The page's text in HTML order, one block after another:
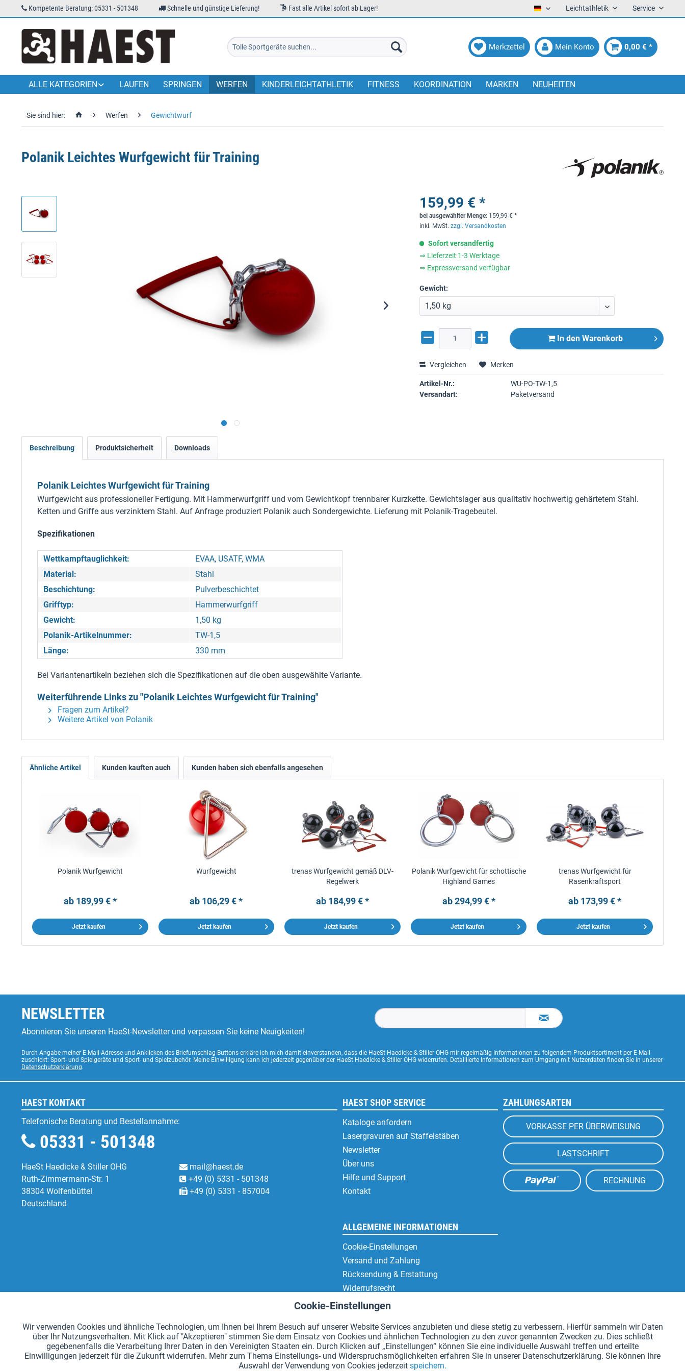
Kompetente Beratung: 05331 - 501348 Schnelle und günstige Lieferung! Fast alle Artikel sofort ab Lager! DeutschLeichtathletik Service
Merkzettel Mein Konto 0,00 € *
ALLE KATEGORIEN LAUFEN SPRINGEN WERFEN KINDERLEICHTATHLETIK FITNESS KOORDINATION MARKEN NEUHEITEN
Sie sind hier: Werfen Gewichtwurf
Polanik Leichtes Wurfgewicht für Training
159,99 € *
bei ausgewählter Menge: 159,99 € *
inkl. MwSt.zzgl. Versandkosten
Sofort versandfertig
⇒ Lieferzeit 1-3 Werktage
⇒ Expressversand verfügbar
Gewicht:
In den Warenkorb
Vergleichen Merken
Artikel-Nr.:
WU-PO-TW-1,5
Versandart:
Paketversand
Beschreibung Produktsicherheit Downloads
Polanik Leichtes Wurfgewicht für Training
Wurfgewicht aus professioneller Fertigung. Mit Hammerwurfgriff und vom Gewichtkopf trennbarer Kurzkette. Gewichtslager aus qualitativ hochwertig gehärtetem Stahl.
Ketten und Griffe aus verzinktem Stahl. Auf Anfrage produziert Polanik auch Sondergewichte. Lieferung mit Polanik-Tragebeutel.
Spezifikationen
Wettkampftauglichkeit:
EVAA, USATF, WMA
Material:
Stahl
Beschichtung:
Pulverbeschichtet
Grifftyp:
Hammerwurfgriff
Gewicht:
1,50 kg
Polanik-Artikelnummer:
TW-1,5
Länge:
330 mm
Bei Variantenartikeln beziehen sich die Spezifikationen auf die oben ausgewählte Variante.
Weiterführende Links zu "Polanik Leichtes Wurfgewicht für Training"
Fragen zum Artikel?
Weitere Artikel von Polanik
Ähnliche Artikel Kunden kauften auch Kunden haben sich ebenfalls angesehen
Polanik Wurfgewicht
ab 189,99 € *
Jetzt kaufen
Wurfgewicht
ab 106,29 € *
Jetzt kaufen
trenas Wurfgewicht gemäß DLV-
Regelwerk
ab 184,99 € *
Jetzt kaufen
Polanik Wurfgewicht für schottische
Highland Games
ab 294,99 € *
Jetzt kaufen
trenas Wurfgewicht für
Rasenkraftsport
ab 173,99 € *
Jetzt kaufen
NEWSLETTER
Abonnieren Sie unseren HaeSt-Newsletter und verpassen Sie keine Neuigkeiten!
Durch Angabe meiner E-Mail-Adresse und Anklicken des Briefumschlag-Buttons erkläre ich mich damit einverstanden, dass die HaeSt Haedicke & Stiller OHG mir regelmäßig Informationen zu folgendem Produktsortiment per E-Mail
zuschickt: Sport- und Spielgeräte und Sport- und Spielzubehör. Meine Einwilligung kann ich jederzeit gegenüber der HaeSt Haedicke & Stiller OHG widerrufen. Detaillierte Informationen zum Umgang mit Nutzerdaten finden Sie in unserer
Datenschutzerklärung.
HAEST KONTAKT
Telefonische Beratung und Bestellannahme:
05331 - 501348
HaeSt Haedicke & Stiller OHG
Ruth-Zimmermann-Str. 1
38304 Wolfenbüttel
Deutschland
mail@haest.de
+49 (0) 5331 - 501348
+49 (0) 5331 - 857004
HAEST SHOP SERVICE
Kataloge anfordern
Lasergravuren auf Staffelstäben
Newsletter
Über uns
Hilfe und Support
Kontakt
ALLGEMEINE INFORMATIONEN
Cookie-Einstellungen
Versand und Zahlung
Rücksendung & Erstattung
Widerrufsrecht
Datenschutz
Impressum
ZAHLUNGSARTEN
VORKASSE PER ÜBERWEISUNG
LASTSCHRIFT
RECHNUNG
Tracking Aktiv
Cookie-Einstellungen
Wir verwenden Cookies und ähnliche Technologien, um Ihnen bei Ihrem Besuch auf unserer Website Services anzubieten und diese stetig zu verbessern. Hierfür sammeln wir Daten
über Ihr Nutzungsverhalten. Mit Klick auf "Akzeptieren" stimmen Sie dem Einsatz von Cookies und ähnlichen Technologien zu den zuvor genannten Zwecken zu. Dies schließt
gegebenenfalls die Verarbeitung Ihrer Daten in den Vereinigten Staaten ein. Durch Klicken auf „Einstellungen“ können Sie eine individuelle Auswahl treffen und erteilte
Einwilligungen jederzeit für die Zukunft widerrufen. Mehr zum Thema Einstellungs- und Widerspruchsmöglichkeiten erfahren Sie in unserer Datenschutzerklärung. Sie können Ihre
Auswahl der Verwendung von Cookies jederzeit speichern.